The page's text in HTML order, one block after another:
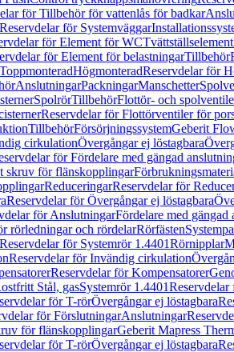
för Tillbehör för vattenlås för badkar
Reservdelar för Systemväggar
för Element för WCTvättställselement
för Element för belastningarTillbehör
HögmonteradReservdelar för
AnslutningarPackningarManschetter
SpolrörTillbehörFlottör- och
Reservdelar för Flottörventiler för
TillbehörFörsörjningssystemGeberit
cirkulationÖvergångar ej löstagbara
för Fördelare med gängad
skruv för flänskopplingar
ReduceringarReservdelar för
Reservdelar för Övergångar ej löstagbara
för AnslutningarFördelare med gängad
rörledningar och rördelarRörfästen
Reservdelar för Systemrör 1.4401Rörnipplar
Reservdelar för Invändig cirkulation
Reservdelar för Kompensatorer
Stål, gasSystemrör 1.4401Reservdelar
för T-rörÖvergångar ej löstagbara
för FörslutningarAnslutningar
för flänskopplingarGeberit Mapress
för T-rörÖvergångar ej löstagbara